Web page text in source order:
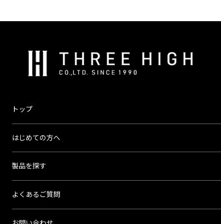
式
ス
ー
ハ
イ
トップ
はじめての方へ
製品を探す
よくあるご質問